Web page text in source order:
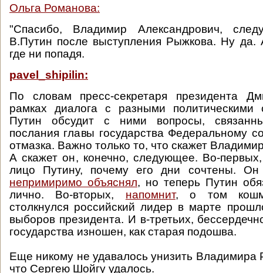
Ольга Романова:
"Спасибо, Владимир Александрович,
В.Путин после выступления Рыжкова. Ну да.
где ни попадя.
pavel_shipilin:
По словам пресс-секретаря президента
рамках диалога с разными
Путин обсудит с ними вопросы,
послания главы государства Федеральному
отмазка. Важно только то, что скажет
А скажет он, конечно, следующее. Во-первых,
лицо Путину, почему его дни сочтены.
непримиримо объяснял, но теперь Путин
лично. Во-вторых, напомнит, о том
столкнулся российский лидер в марте
выборов президента. И в-третьих,
государства изношен, как старая подошва.
Еще никому не удавалось унизить Владимира
что Сергею Шойгу удалось.